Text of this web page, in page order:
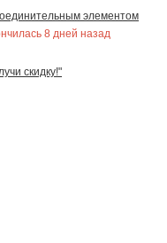
элементом
8 дней назад
скидку!"